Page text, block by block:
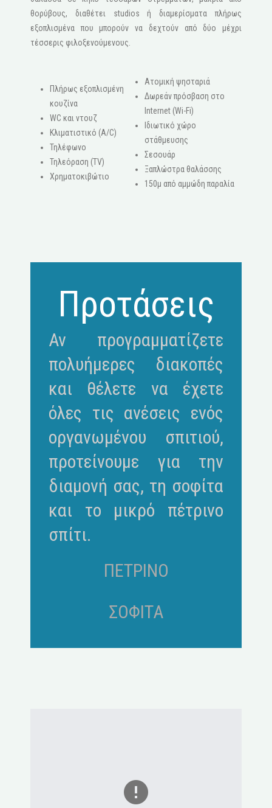
θορύβους, διαθέτει studios ή διαμερίσματα πλήρως
εξοπλισμένα που μπορούν να δεχτούν από δύο μέχρι
τέσσερις φιλοξενούμενους.
Πλήρως εξοπλισμένη
κουζίνα
WC και ντουζ
Κλιματιστικό (A/C)
Τηλέφωνο
Τηλεόραση (ΤV)
Χρηματοκιβώτιο
Ατομική ψησταριά
Δωρεάν πρόσβαση στο
Internet (Wi-Fi)
Ιδιωτικό χώρο
στάθμευσης
Σεσουάρ
Ξαπλώστρα θαλάσσης
150μ από αμμώδη παραλία
Προτάσεις
Αν προγραμματίζετε
πολυήμερες διακοπές
και θέλετε να έχετε
όλες τις ανέσεις ενός
οργανωμένου σπιτιού,
προτείνουμε για την
διαμονή σας, τη σοφίτα
και το μικρό πέτρινο
σπίτι.
ΠΕΤΡΙΝΟ
ΣΟΦΙΤΑ